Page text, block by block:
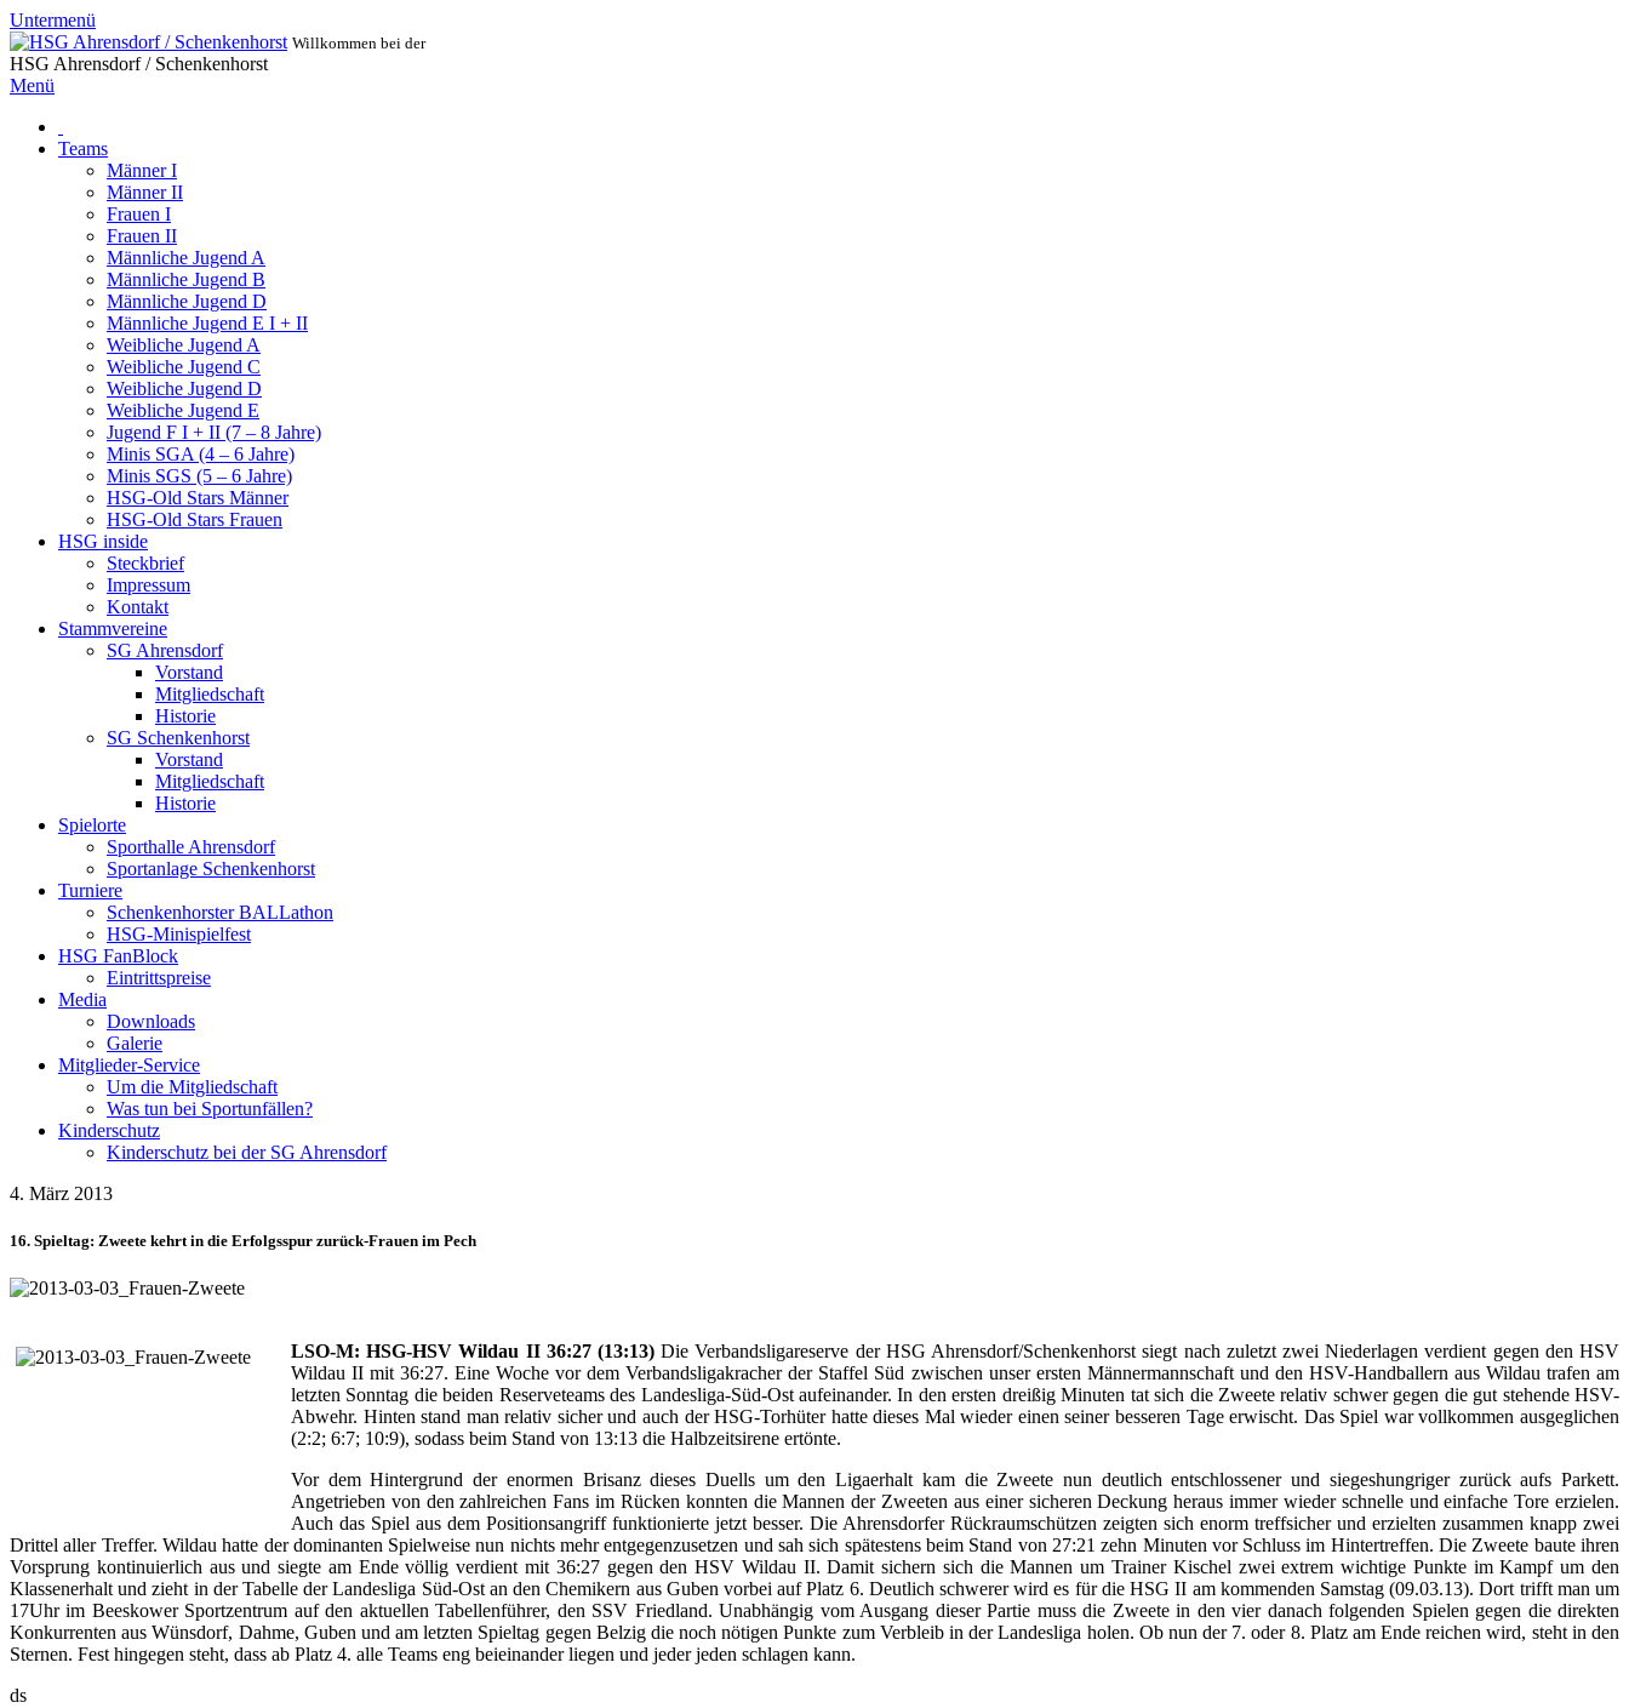
Untermenü
Willkommen bei der
HSG Ahrensdorf / Schenkenhorst
Menü
Teams
Männer I
Männer II
Frauen I
Frauen II
Männliche Jugend A
Männliche Jugend B
Männliche Jugend D
Männliche Jugend E I + II
Weibliche Jugend A
Weibliche Jugend C
Weibliche Jugend D
Weibliche Jugend E
Jugend F I + II (7 – 8 Jahre)
Minis SGA (4 – 6 Jahre)
Minis SGS (5 – 6 Jahre)
HSG-Old Stars Männer
HSG-Old Stars Frauen
HSG inside
Steckbrief
Impressum
Kontakt
Stammvereine
SG Ahrensdorf
Vorstand
Mitgliedschaft
Historie
SG Schenkenhorst
Vorstand
Mitgliedschaft
Historie
Spielorte
Sporthalle Ahrensdorf
Sportanlage Schenkenhorst
Turniere
Schenkenhorster BALLathon
HSG-Minispielfest
HSG FanBlock
Eintrittspreise
Media
Downloads
Galerie
Mitglieder-Service
Um die Mitgliedschaft
Was tun bei Sportunfällen?
Kinderschutz
Kinderschutz bei der SG Ahrensdorf
4. März 2013
16. Spieltag: Zweete kehrt in die Erfolgsspur zurück-Frauen im Pech
LSO-M: HSG-HSV Wildau II 36:27 (13:13) Die Verbandsligareserve der HSG Ahrensdorf/Schenkenhorst siegt nach zuletzt zwei Niederlagen verdient gegen den HSV
Wildau II mit 36:27. Eine Woche vor dem Verbandsligakracher der Staffel Süd zwischen unser ersten Männermannschaft und den HSV-Handballern aus Wildau trafen am
letzten Sonntag die beiden Reserveteams des Landesliga-Süd-Ost aufeinander. In den ersten dreißig Minuten tat sich die Zweete relativ schwer gegen die gut stehende HSV-
Abwehr. Hinten stand man relativ sicher und auch der HSG-Torhüter hatte dieses Mal wieder einen seiner besseren Tage erwischt. Das Spiel war vollkommen ausgeglichen
(2:2; 6:7; 10:9), sodass beim Stand von 13:13 die Halbzeitsirene ertönte.
Vor dem Hintergrund der enormen Brisanz dieses Duells um den Ligaerhalt kam die Zweete nun deutlich entschlossener und siegeshungriger zurück aufs Parkett.
Angetrieben von den zahlreichen Fans im Rücken konnten die Mannen der Zweeten aus einer sicheren Deckung heraus immer wieder schnelle und einfache Tore erzielen.
Auch das Spiel aus dem Positionsangriff funktionierte jetzt besser. Die Ahrensdorfer Rückraumschützen zeigten sich enorm treffsicher und erzielten zusammen knapp zwei
Drittel aller Treffer. Wildau hatte der dominanten Spielweise nun nichts mehr entgegenzusetzen und sah sich spätestens beim Stand von 27:21 zehn Minuten vor Schluss im Hintertreffen. Die Zweete baute ihren
Vorsprung kontinuierlich aus und siegte am Ende völlig verdient mit 36:27 gegen den HSV Wildau II. Damit sichern sich die Mannen um Trainer Kischel zwei extrem wichtige Punkte im Kampf um den
Klassenerhalt und zieht in der Tabelle der Landesliga Süd-Ost an den Chemikern aus Guben vorbei auf Platz 6. Deutlich schwerer wird es für die HSG II am kommenden Samstag (09.03.13). Dort trifft man um
17Uhr im Beeskower Sportzentrum auf den aktuellen Tabellenführer, den SSV Friedland. Unabhängig vom Ausgang dieser Partie muss die Zweete in den vier danach folgenden Spielen gegen die direkten
Konkurrenten aus Wünsdorf, Dahme, Guben und am letzten Spieltag gegen Belzig die noch nötigen Punkte zum Verbleib in der Landesliga holen. Ob nun der 7. oder 8. Platz am Ende reichen wird, steht in den
Sternen. Fest hingegen steht, dass ab Platz 4. alle Teams eng beieinander liegen und jeder jeden schlagen kann.
ds